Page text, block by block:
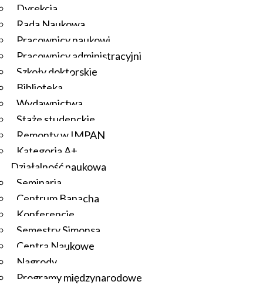
Dyrekcja
Rada Naukowa
Pracownicy naukowi
Pracownicy administracyjni
Szkoły doktorskie
Biblioteka
Wydawnictwa
Staże studenckie
Remonty w IMPAN
Kategoria A+
Działalność naukowa
Seminaria
Centrum Banacha
Konferencje
Semestry Simonsa
Centra Naukowe
Nagrody
Programy międzynarodowe